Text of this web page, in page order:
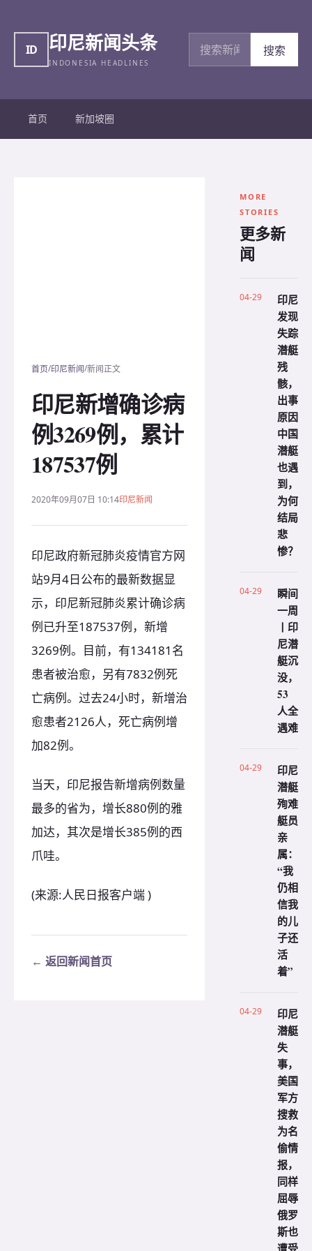
ID 印尼新闻头条
INDONESIA HEADLINES
搜索新闻
搜索
首页 新加坡圈
首页/印尼新闻/新闻正文
印尼新增确诊病
例3269例，累计
187537例
2020年09月07日 10:14印尼新闻
印尼政府新冠肺炎疫情官方网
站9月4日公布的最新数据显
示，印尼新冠肺炎累计确诊病
例已升至187537例，新增
3269例。目前，有134181名
患者被治愈，另有7832例死
亡病例。过去24小时，新增治
愈患者2126人，死亡病例增
加82例。
当天，印尼报告新增病例数量
最多的省为，增长880例的雅
加达，其次是增长385例的西
爪哇。
(来源:人民日报客户端 )
← 返回新闻首页
MORE
STORIES
更多新
闻
04-29
印尼
发现
失踪
潜艇
残
骸，
出事
原因
中国
潜艇
也遇
到，
为何
结局
悲
惨？
04-29
瞬间
一周
丨印
尼潜
艇沉
没，
53
人全
遇难
04-29
印尼
潜艇
殉难
艇员
亲
属：
“我
仍相
信我
的儿
子还
活
着”
04-29
印尼
潜艇
失
事，
美国
军方
搜救
为名
偷情
报，
同样
屈辱
俄罗
斯也